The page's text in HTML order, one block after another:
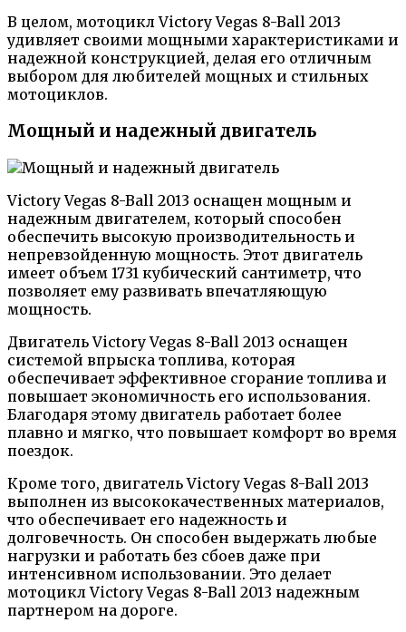
В целом, мотоцикл Victory Vegas 8-Ball 2013
удивляет своими мощными характеристиками и
надежной конструкцией, делая его отличным
выбором для любителей мощных и стильных
мотоциклов.
Мощный и надежный двигатель
Victory Vegas 8-Ball 2013 оснащен мощным и
надежным двигателем, который способен
обеспечить высокую производительность и
непревзойденную мощность. Этот двигатель
имеет объем 1731 кубический сантиметр, что
позволяет ему развивать впечатляющую
мощность.
Двигатель Victory Vegas 8-Ball 2013 оснащен
системой впрыска топлива, которая
обеспечивает эффективное сгорание топлива и
повышает экономичность его использования.
Благодаря этому двигатель работает более
плавно и мягко, что повышает комфорт во время
поездок.
Кроме того, двигатель Victory Vegas 8-Ball 2013
выполнен из высококачественных материалов,
что обеспечивает его надежность и
долговечность. Он способен выдержать любые
нагрузки и работать без сбоев даже при
интенсивном использовании. Это делает
мотоцикл Victory Vegas 8-Ball 2013 надежным
партнером на дороге.